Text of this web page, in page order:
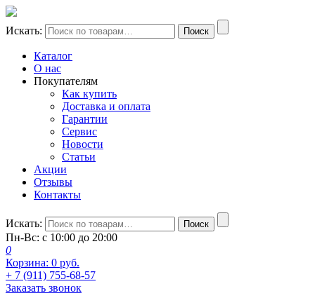
Искать: Поиск
Каталог
О нас
Покупателям
Как купить
Доставка и оплата
Гарантии
Сервис
Новости
Статьи
Акции
Отзывы
Контакты
Искать: Поиск
Пн-Вс: с 10:00 до 20:00
0
Корзина: 0 руб.
+ 7 (911) 755-68-57
Заказать звонок